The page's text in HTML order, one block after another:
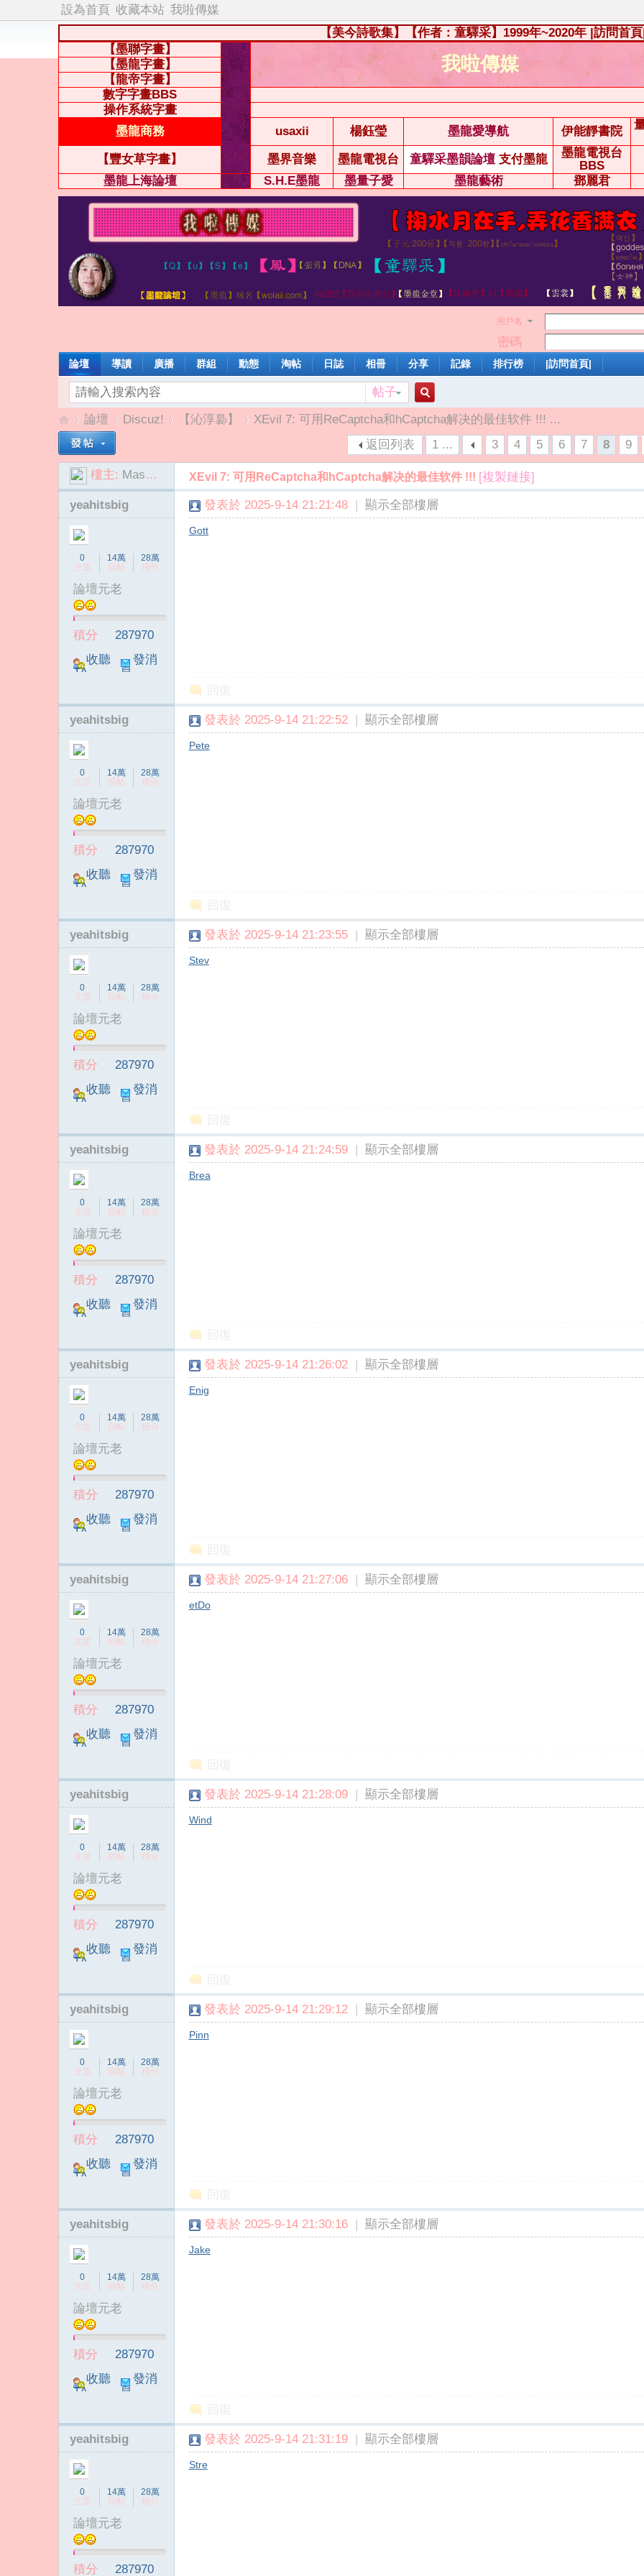
設為首頁 收藏本站 我啦傳媒
【美今詩歌集】【作者：童驛采】1999年~2020年 |訪問首
【墨聯字畫】
我啦傳媒
【墨龍字畫】
【龍帝字畫】
數字字畫BBS
操作系統字畫
墨龍商務
usaxii 楊鈺瑩 墨龍愛導航 伊能靜書院
【豐女草字畫】 墨界音樂 墨龍電視台 童驛采墨韻論壇 支付墨龍
墨龍電視台
BBS
墨龍上海論壇
S.H.E墨龍 墨量子愛 墨龍藝術 鄧麗君
用戶名
密碼
論壇 導讀 廣播 群組 動態 淘帖 日誌 相冊 分享 記錄 排行榜 |訪問首頁|
帖子
搜
索
»
論壇
›
Discuz! 【沁淳裊】
›
XEvil 7: 可用ReCaptcha和hCaptcha解决的最佳软件 !!! ...
1 ...
3 4 5 6 7 8 9
返回列表
樓主: MashaTap1265 XEvil 7: 可用ReCaptcha和hCaptcha解决的最佳软件 !!! [複製鏈接]
yeahitsbig
0
主題
14萬
回帖
28萬
積分
論壇元老
積分
287970
收聽
TA
發消
息
發表於 2025-9-14 21:21:48 | 顯示全部樓層
Gott
yeahitsbig
0
主題
14萬
回帖
28萬
積分
論壇元老
積分
287970
收聽
TA
發消
息
發表於 2025-9-14 21:22:52 | 顯示全部樓層
Pete
yeahitsbig
0
主題
14萬
回帖
28萬
積分
論壇元老
積分
287970
收聽
TA
發消
息
發表於 2025-9-14 21:23:55 | 顯示全部樓層
Stev
yeahitsbig
0
主題
14萬
回帖
28萬
積分
論壇元老
積分
287970
收聽
TA
發消
息
發表於 2025-9-14 21:24:59 | 顯示全部樓層
Brea
yeahitsbig
0
主題
14萬
回帖
28萬
積分
論壇元老
積分
287970
收聽
TA
發消
息
發表於 2025-9-14 21:26:02 | 顯示全部樓層
Enig
yeahitsbig
0
主題
14萬
回帖
28萬
積分
論壇元老
積分
287970
收聽
TA
發消
息
發表於 2025-9-14 21:27:06 | 顯示全部樓層
etDo
yeahitsbig
0
主題
14萬
回帖
28萬
積分
論壇元老
積分
287970
收聽
TA
發消
息
發表於 2025-9-14 21:28:09 | 顯示全部樓層
Wind
yeahitsbig
0
主題
14萬
回帖
28萬
積分
論壇元老
積分
287970
收聽
TA
發消
息
發表於 2025-9-14 21:29:12 | 顯示全部樓層
Pinn
yeahitsbig
0
主題
14萬
回帖
28萬
積分
論壇元老
積分
287970
收聽
TA
發消
息
發表於 2025-9-14 21:30:16 | 顯示全部樓層
Jake
yeahitsbig
0
主題
14萬
回帖
28萬
積分
論壇元老
積分 287970
發表於 2025-9-14 21:31:19 | 顯示全部樓層
Stre